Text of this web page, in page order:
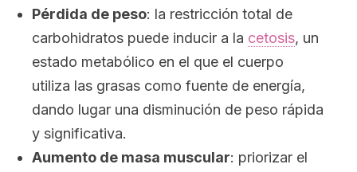
Pérdida de peso: la restricción total de
carbohidratos puede inducir a la cetosis, un
estado metabólico en el que el cuerpo
utiliza las grasas como fuente de energía,
dando lugar una disminución de peso rápida
y significativa.
Aumento de masa muscular: priorizar el